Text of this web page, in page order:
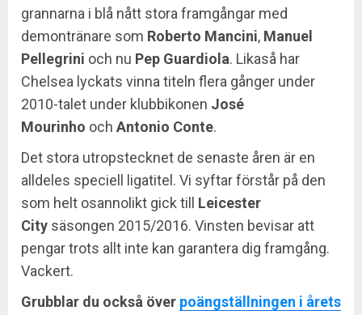
grannarna i blå nått stora framgångar med
demontränare som Roberto Mancini, Manuel
Pellegrini och nu Pep Guardiola. Likaså har
Chelsea lyckats vinna titeln flera gånger under
2010-talet under klubbikonen José
Mourinho och Antonio Conte.
Det stora utropstecknet de senaste åren är en
alldeles speciell ligatitel. Vi syftar förstår på den
som helt osannolikt gick till Leicester
City säsongen 2015/2016. Vinsten bevisar att
pengar trots allt inte kan garantera dig framgång.
Vackert.
Grubblar du också över poängställningen i årets